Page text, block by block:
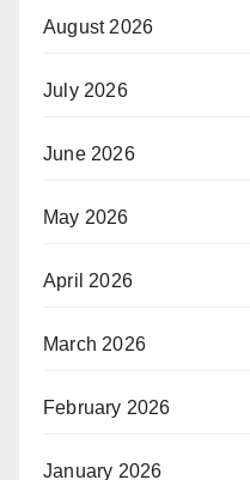
August 2026
July 2026
June 2026
May 2026
April 2026
March 2026
February 2026
January 2026